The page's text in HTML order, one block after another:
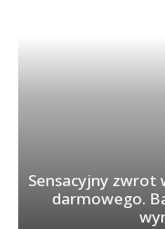
Sensacyjny zwrot
darmowego.